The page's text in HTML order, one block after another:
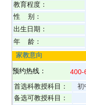
教育程度：
性 别：
出生日期：
年 龄：
家教意向
预约热线： 400-
首选科教授科目： 初
备选可教授科目：